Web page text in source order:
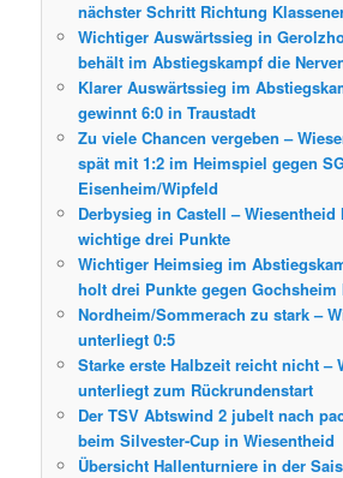
nächster Schritt Richtung
Wichtiger Auswärtssieg in
behält im Abstiegskampf die
Klarer Auswärtssieg im
gewinnt 6:0 in Traustadt
Zu viele Chancen vergeben –
spät mit 1:2 im Heimspiel gegen
Eisenheim/Wipfeld
Derbysieg in Castell –
wichtige drei Punkte
Wichtiger Heimsieg im
holt drei Punkte gegen Gochsheim
Nordheim/Sommerach zu stark –
unterliegt 0:5
Starke erste Halbzeit reicht nicht –
unterliegt zum Rückrundenstart
Der TSV Abtswind 2 jubelt nach
beim Silvester-Cup in Wiesentheid
Übersicht Hallenturniere in der